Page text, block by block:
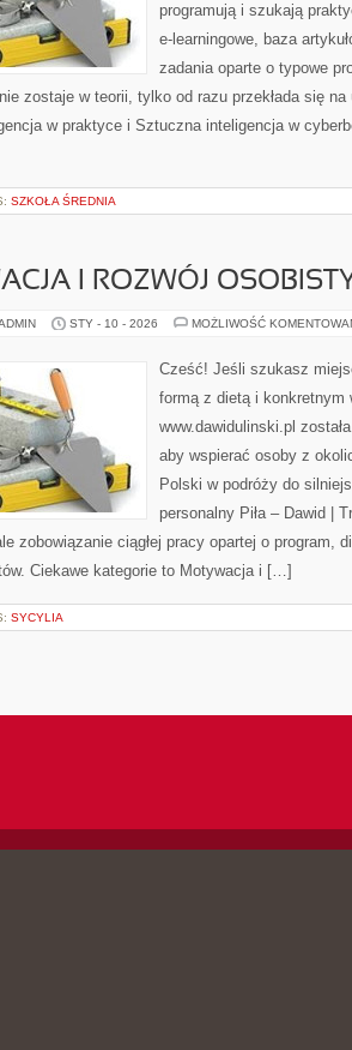
programują i szukają
e-learningowe, baza
zadania oparte o typowe
zostaje w teorii, tylko od razu przekłada się
w praktyce i Sztuczna inteligencja w
SZKOŁA ŚREDNIA
I ROZWÓJ
STY - 10 - 2026 MOŻLIWOŚĆ
Cześć! Jeśli szukasz
formą z dietą i konkretnym
www.dawidulinski.pl
aby wspierać osoby z
Polski w podróży do
personalny Piła – Dawid |
zobowiązanie ciągłej pracy opartej o program,
Ciekawe kategorie to Motywacja i […]
SYCYLIA